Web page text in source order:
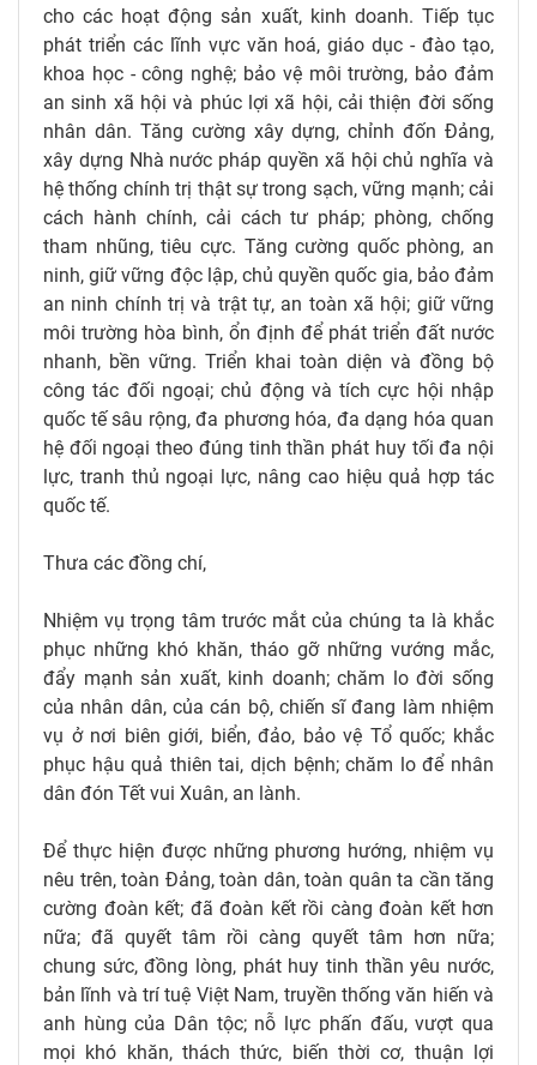
cho các hoạt động sản xuất, kinh doanh. Tiếp tục
phát triển các lĩnh vực văn hoá, giáo dục - đào tạo,
khoa học - công nghệ; bảo vệ môi trường, bảo đảm
an sinh xã hội và phúc lợi xã hội, cải thiện đời sống
nhân dân. Tăng cường xây dựng, chỉnh đốn Đảng,
xây dựng Nhà nước pháp quyền xã hội chủ nghĩa và
hệ thống chính trị thật sự trong sạch, vững mạnh; cải
cách hành chính, cải cách tư pháp; phòng, chống
tham nhũng, tiêu cực. Tăng cường quốc phòng, an
ninh, giữ vững độc lập, chủ quyền quốc gia, bảo đảm
an ninh chính trị và trật tự, an toàn xã hội; giữ vững
môi trường hòa bình, ổn định để phát triển đất nước
nhanh, bền vững. Triển khai toàn diện và đồng bộ
công tác đối ngoại; chủ động và tích cực hội nhập
quốc tế sâu rộng, đa phương hóa, đa dạng hóa quan
hệ đối ngoại theo đúng tinh thần phát huy tối đa nội
lực, tranh thủ ngoại lực, nâng cao hiệu quả hợp tác
quốc tế.
Thưa các đồng chí,
Nhiệm vụ trọng tâm trước mắt của chúng ta là khắc
phục những khó khăn, tháo gỡ những vướng mắc,
đẩy mạnh sản xuất, kinh doanh; chăm lo đời sống
của nhân dân, của cán bộ, chiến sĩ đang làm nhiệm
vụ ở nơi biên giới, biển, đảo, bảo vệ Tổ quốc; khắc
phục hậu quả thiên tai, dịch bệnh; chăm lo để nhân
dân đón Tết vui Xuân, an lành.
Để thực hiện được những phương hướng, nhiệm vụ
nêu trên, toàn Đảng, toàn dân, toàn quân ta cần tăng
cường đoàn kết; đã đoàn kết rồi càng đoàn kết hơn
nữa; đã quyết tâm rồi càng quyết tâm hơn nữa;
chung sức, đồng lòng, phát huy tinh thần yêu nước,
bản lĩnh và trí tuệ Việt Nam, truyền thống văn hiến và
anh hùng của Dân tộc; nỗ lực phấn đấu, vượt qua
mọi khó khăn, thách thức, biến thời cơ, thuận lợi